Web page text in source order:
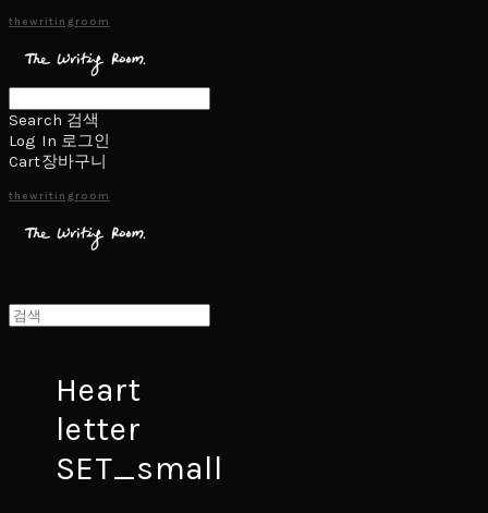
thewritingroom
Search 검색
Log In 로그인
Cart장바구니
thewritingroom
Heart
letter
SET_small